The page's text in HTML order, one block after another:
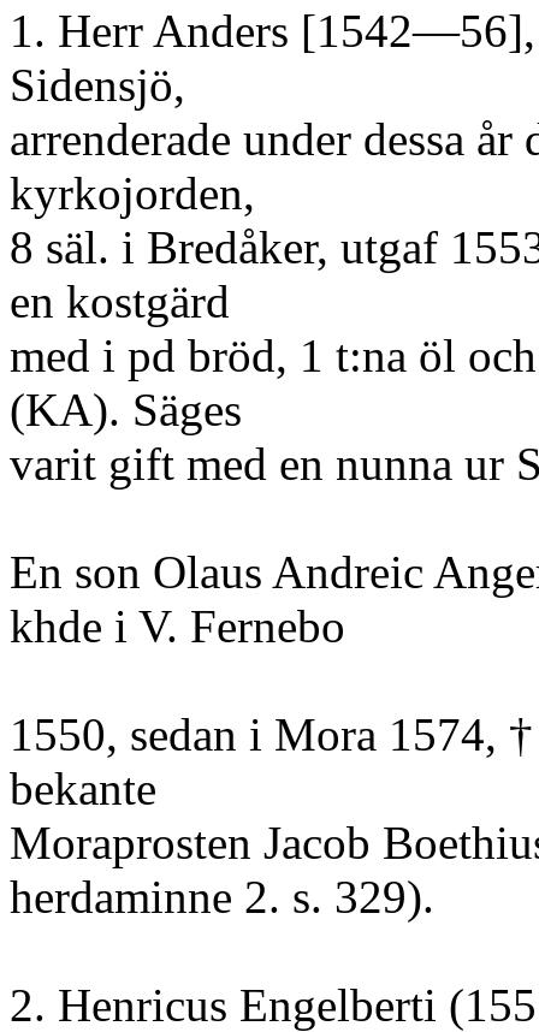
1. Herr Anders
Sidensjö,
arrenderade under dessa
kyrkojorden,
8 säl. i Bredåker, utgaf
en kostgärd
med i pd bröd, 1 t:na öl
(KA). Säges
varit gift med en nunna ur
En son Olaus Andreic
khde i V. Fernebo
1550, sedan i Mora 1574,
bekante
Moraprosten Jacob
herdaminne 2. s. 329).
2. Henricus Engelberti